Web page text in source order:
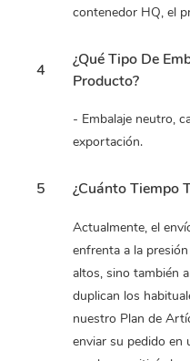
contenedor HQ, el
4
¿Qué Tipo De
Producto?
- Embalaje neutro,
exportación.
5 ¿Cuánto Tiempo
Actualmente, el
enfrenta a la
altos, sino también
duplican los
nuestro Plan de
enviar su pedido en